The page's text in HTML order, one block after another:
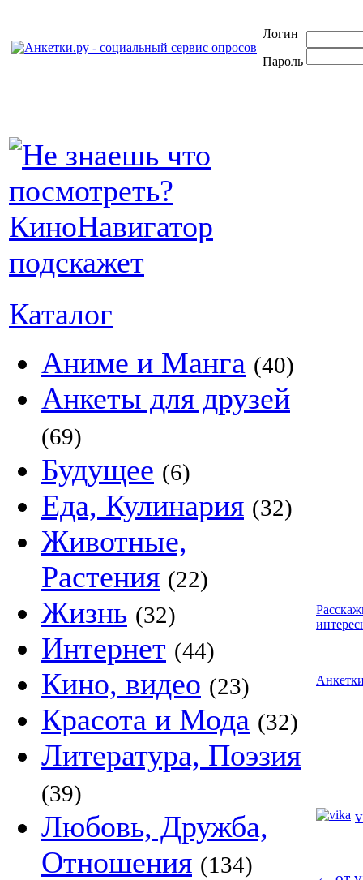
Логин
Пароль
Каталог
Аниме и Манга (40)
Анкеты для друзей
(69)
Будущее (6)
Еда, Кулинария (32)
Животные,
Растения (22)
Жизнь (32)
Интернет (44)
Кино, видео (23)
Красота и Мода (32)
Литература, Поэзия
(39)
Любовь, Дружба,
Отношения (134)